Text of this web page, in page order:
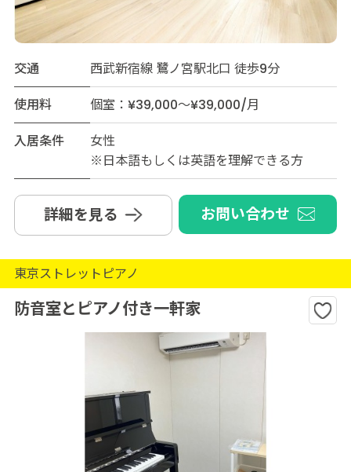
交通
西武新宿線 鷺ノ宮駅北口 徒歩9分
使用料
個室：¥39,000～¥39,000/月
入居条件
女性
※日本語もしくは英語を理解できる方
詳細を見る お問い合わせ
東京ストレットピアノ
防音室とピアノ付き一軒家